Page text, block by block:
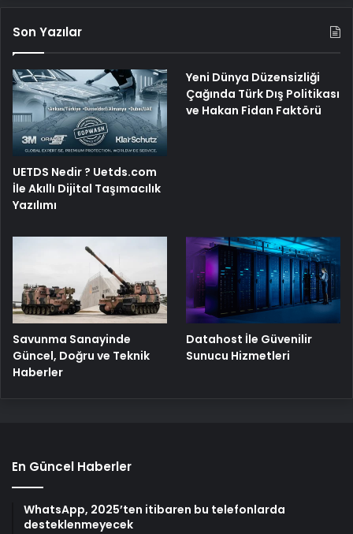
Son Yazılar
UETDS Nedir ? Uetds.com
İle Akıllı Dijital Taşımacılık
Yazılımı
Yeni Dünya Düzensizliği
Çağında Türk Dış Politikası
ve Hakan Fidan Faktörü
Savunma Sanayinde
Güncel, Doğru ve Teknik
Haberler
Datahost İle Güvenilir
Sunucu Hizmetleri
En Güncel Haberler
WhatsApp, 2025’ten itibaren bu telefonlarda
desteklenmeyecek